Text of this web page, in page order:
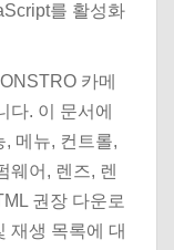
를 활성화
카메
다. 이 문서에
, 메뉴, 컨트롤,
웨어, 렌즈, 렌
권장 다운로
재생 목록에 대